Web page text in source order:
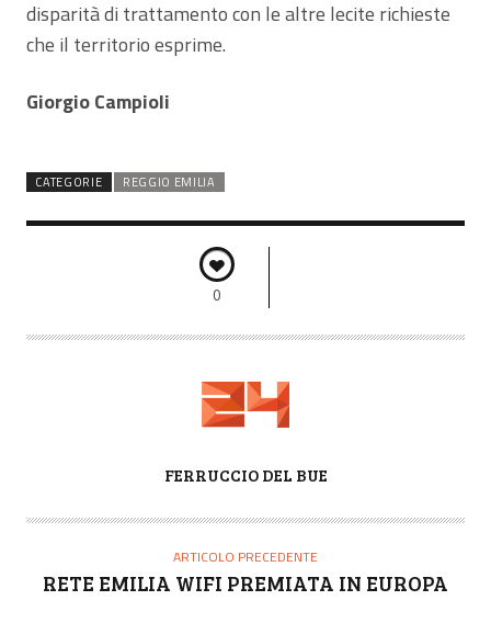
disparità di trattamento con le altre lecite richieste
che il territorio esprime.
Giorgio Campioli
CATEGORIE REGGIO EMILIA
0
T
FERRUCCIO DEL BUE
ARTICOLO PRECEDENTE
RETE EMILIA WIFI PREMIATA IN EUROPA